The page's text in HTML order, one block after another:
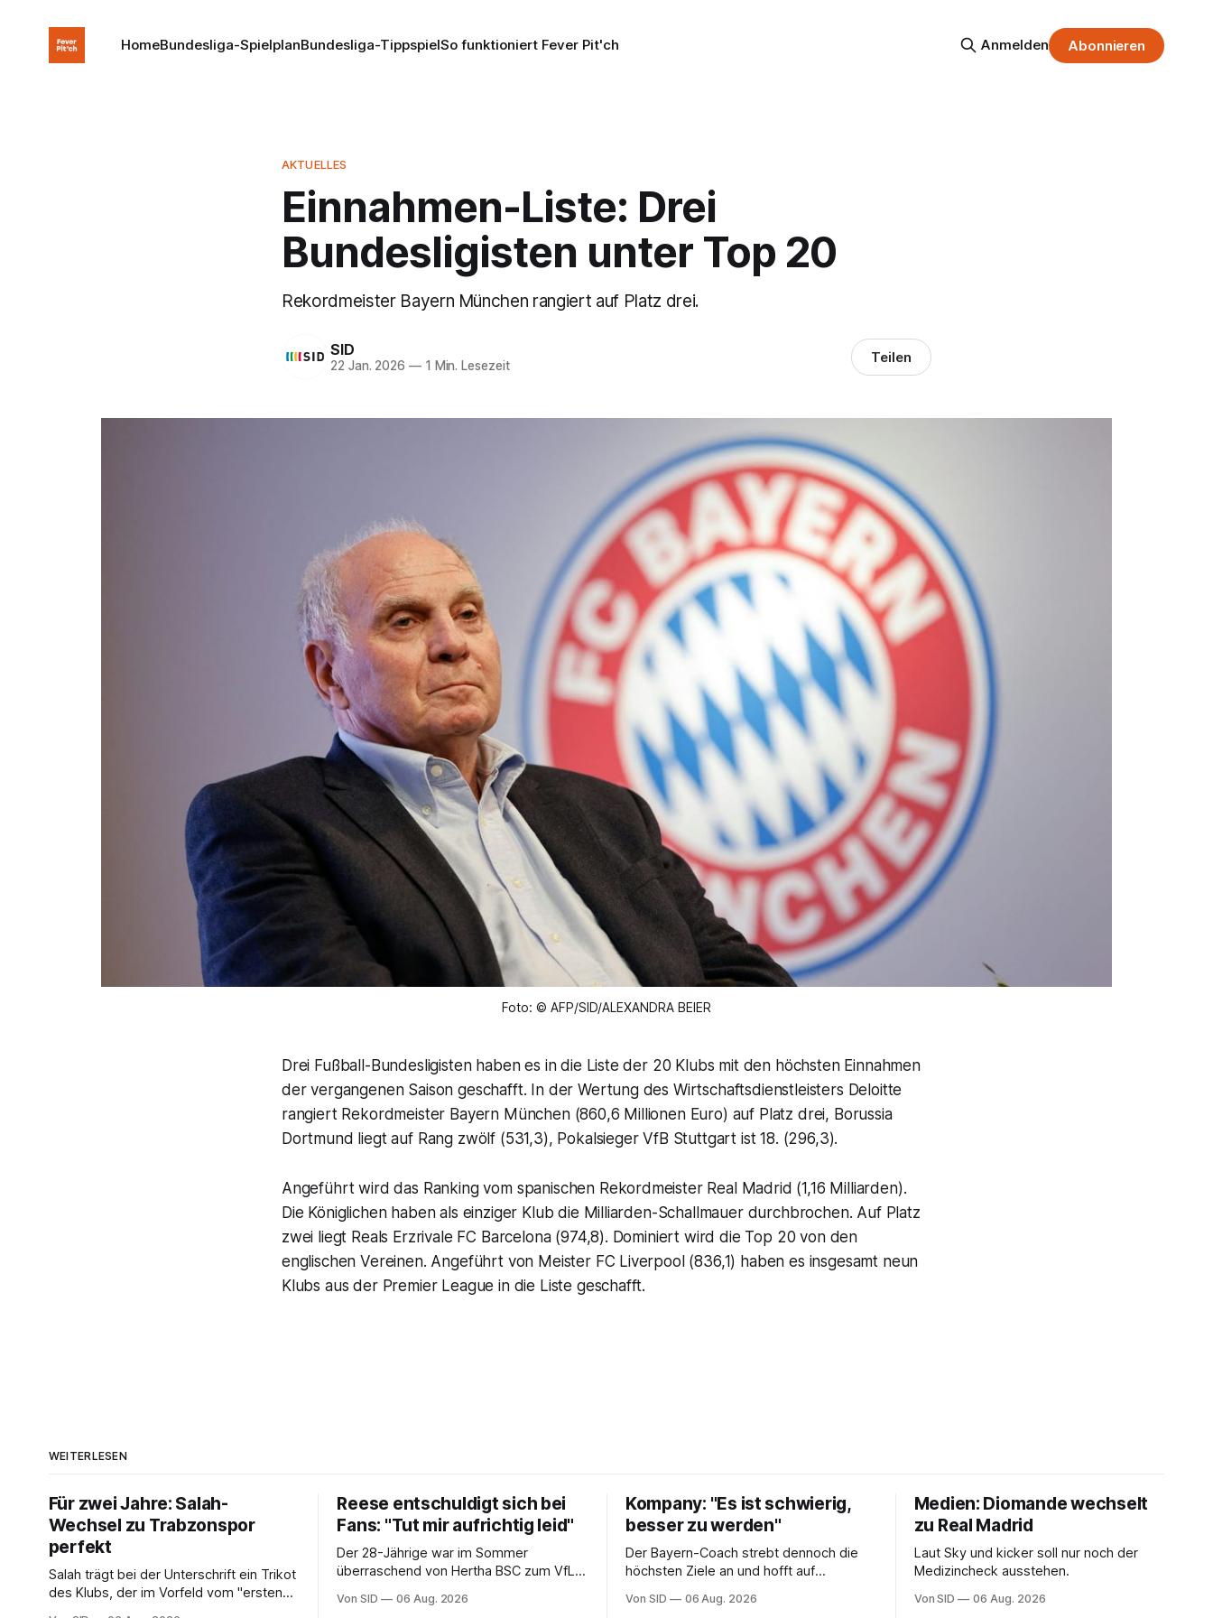
HomeBundesliga-SpielplanBundesliga-TippspielSo funktioniert Fever Pit'ch Anmelden Abonnieren
AKTUELLES
Einnahmen-Liste: Drei
Bundesligisten unter Top 20
Rekordmeister Bayern München rangiert auf Platz drei.
SID
22 Jan. 2026 —1 Min. Lesezeit Teilen
Foto: © AFP/SID/ALEXANDRA BEIER
Drei Fußball-Bundesligisten haben es in die Liste der 20 Klubs mit den höchsten Einnahmen
der vergangenen Saison geschafft. In der Wertung des Wirtschaftsdienstleisters Deloitte
rangiert Rekordmeister Bayern München (860,6 Millionen Euro) auf Platz drei, Borussia
Dortmund liegt auf Rang zwölf (531,3), Pokalsieger VfB Stuttgart ist 18. (296,3).
Angeführt wird das Ranking vom spanischen Rekordmeister Real Madrid (1,16 Milliarden).
Die Königlichen haben als einziger Klub die Milliarden-Schallmauer durchbrochen. Auf Platz
zwei liegt Reals Erzrivale FC Barcelona (974,8). Dominiert wird die Top 20 von den
englischen Vereinen. Angeführt von Meister FC Liverpool (836,1) haben es insgesamt neun
Klubs aus der Premier League in die Liste geschafft.
WEITERLESEN
Für zwei Jahre: Salah-
Wechsel zu Trabzonspor
perfekt
Salah trägt bei der Unterschrift ein Trikot
des Klubs, der im Vorfeld vom "ersten
Reese entschuldigt sich bei
Fans: "Tut mir aufrichtig leid"
Der 28-Jährige war im Sommer
überraschend von Hertha BSC zum VfL
Von SID 06 Aug. 2026
Kompany: "Es ist schwierig,
besser zu werden"
Der Bayern-Coach strebt dennoch die
höchsten Ziele an und hofft auf
Von SID 06 Aug. 2026
Medien: Diomande wechselt
zu Real Madrid
Laut Sky und kicker soll nur noch der
Medizincheck ausstehen.
Von SID 06 Aug. 2026